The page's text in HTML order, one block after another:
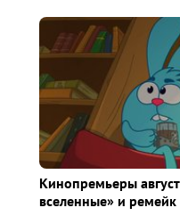
Кинопремьеры
вселенные» и ремейк